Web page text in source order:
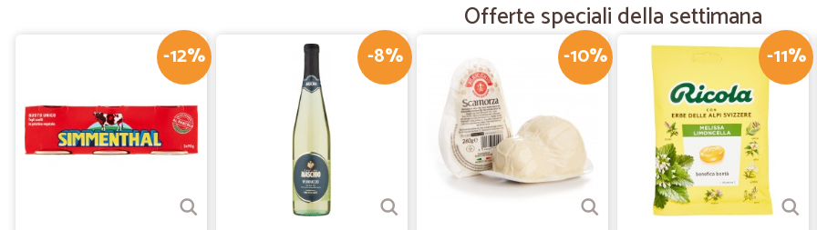
È stato fantastico. Sottolineo la
Trustpilot
amuchina mani xper Cecilia
amuchina mani xper Cecilia
—Maurizio G.
tutto ok
Offerte speciali della settimana
-12% -8% -10% -11%